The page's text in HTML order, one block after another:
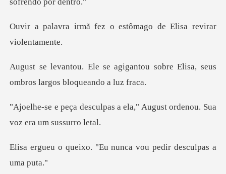
ez o estômago de Elisa
gantou sobre Elisa, seus
ombro
s a ela," August ordenou. S
. "Eu nunca vou pedir